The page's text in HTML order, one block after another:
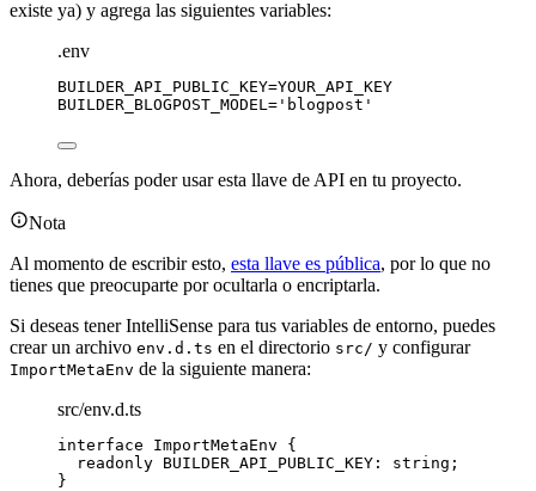
existe ya) y agrega las siguientes variables:
.env
BUILDER_API_PUBLIC_KEY=YOUR_API_KEY
BUILDER_BLOGPOST_MODEL = ' blogpost '
Ahora, deberías poder usar esta llave de API en tu proyecto.
Nota
Al momento de escribir esto, esta llave es pública, por lo que no
tienes que preocuparte por ocultarla o encriptarla.
Si deseas tener IntelliSense para tus variables de entorno, puedes
crear un archivo env.d.ts en el directorio src/ y configurar
ImportMetaEnv de la siguiente manera:
src/env.d.ts
interface ImportMetaEnv {
readonly BUILDER_API_PUBLIC_KEY : string ;
}